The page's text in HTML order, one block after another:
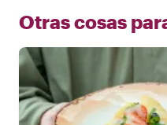
Otras cosas